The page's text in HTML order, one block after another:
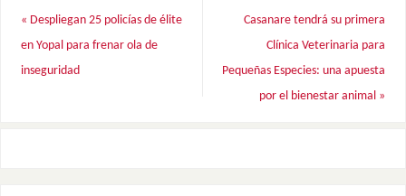
« Despliegan 25 policías de élite
en Yopal para frenar ola de
inseguridad
Casanare tendrá su primera
Clínica Veterinaria para
Pequeñas Especies: una apuesta
por el bienestar animal »